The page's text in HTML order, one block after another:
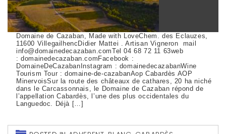
Domaine de Cazaban, Made with LoveChem. des Eclauzes,
11600 VillegailhencDidier Mattei . Artisan Vigneron mail
info@domainedecazaban.comTel 04 68 72 11 63web
: domainedecazaban.comFacebook :
DomaineDeCazabanInstagram : domainedecazabanWine
Tourism Tour : domaine-de-cazabanAop Cabardès AOP
MinervoisSur la route des châteaux de cathares, 20 ha niché
dans le Carcassonnais, le Domaine de Cazaban répond de
l’appellation Cabardès, l’une des plus occidentales du
Languedoc. Déjà […]